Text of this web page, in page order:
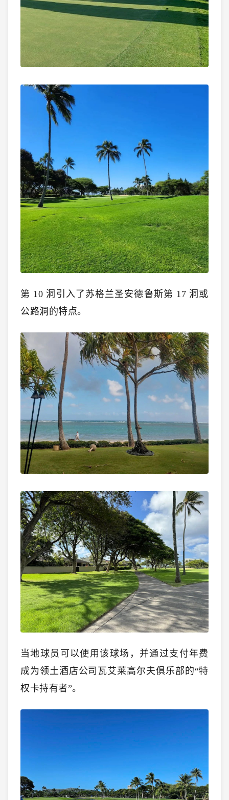
第 10 洞引入了苏格兰圣安德鲁斯第 17 洞或
公路洞的特点。
当地球员可以使用该球场，并通过支付年费
成为领土酒店公司瓦艾莱高尔夫俱乐部的“特
权卡持有者”。